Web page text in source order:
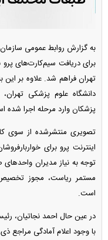
به گزارش روابط عمومی
برای دریافت سیم‌کارت‌های پرو
تهران فراهم شد. علاوه بر
دانشگاه علوم پزشکی
پزشکان وارد مرحله اجرا شده
تصویری منتشرشده از سوی
اینترنت پرو برای
توجه به نیاز مدیران
مستمر ریاست، مجوز
است.
در عین حال احمد نجاتیان،
با وجود اعلام آمادگی مراجع